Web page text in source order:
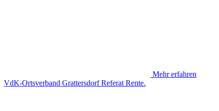
Mehr erfahren
VdK-Ortsverband Grattersdorf Referat Rente.